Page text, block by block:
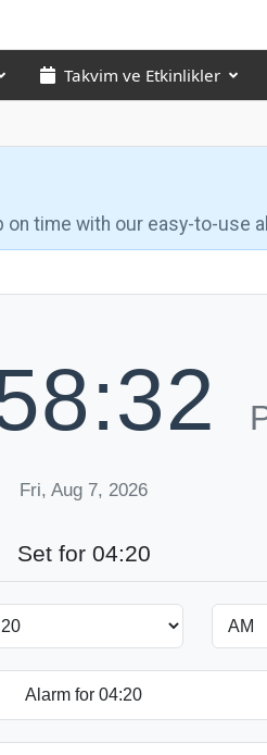
Takvim ve Etkinlikler
on time with our easy-to-use
Fri, Aug 7, 2026
Set for 04:20